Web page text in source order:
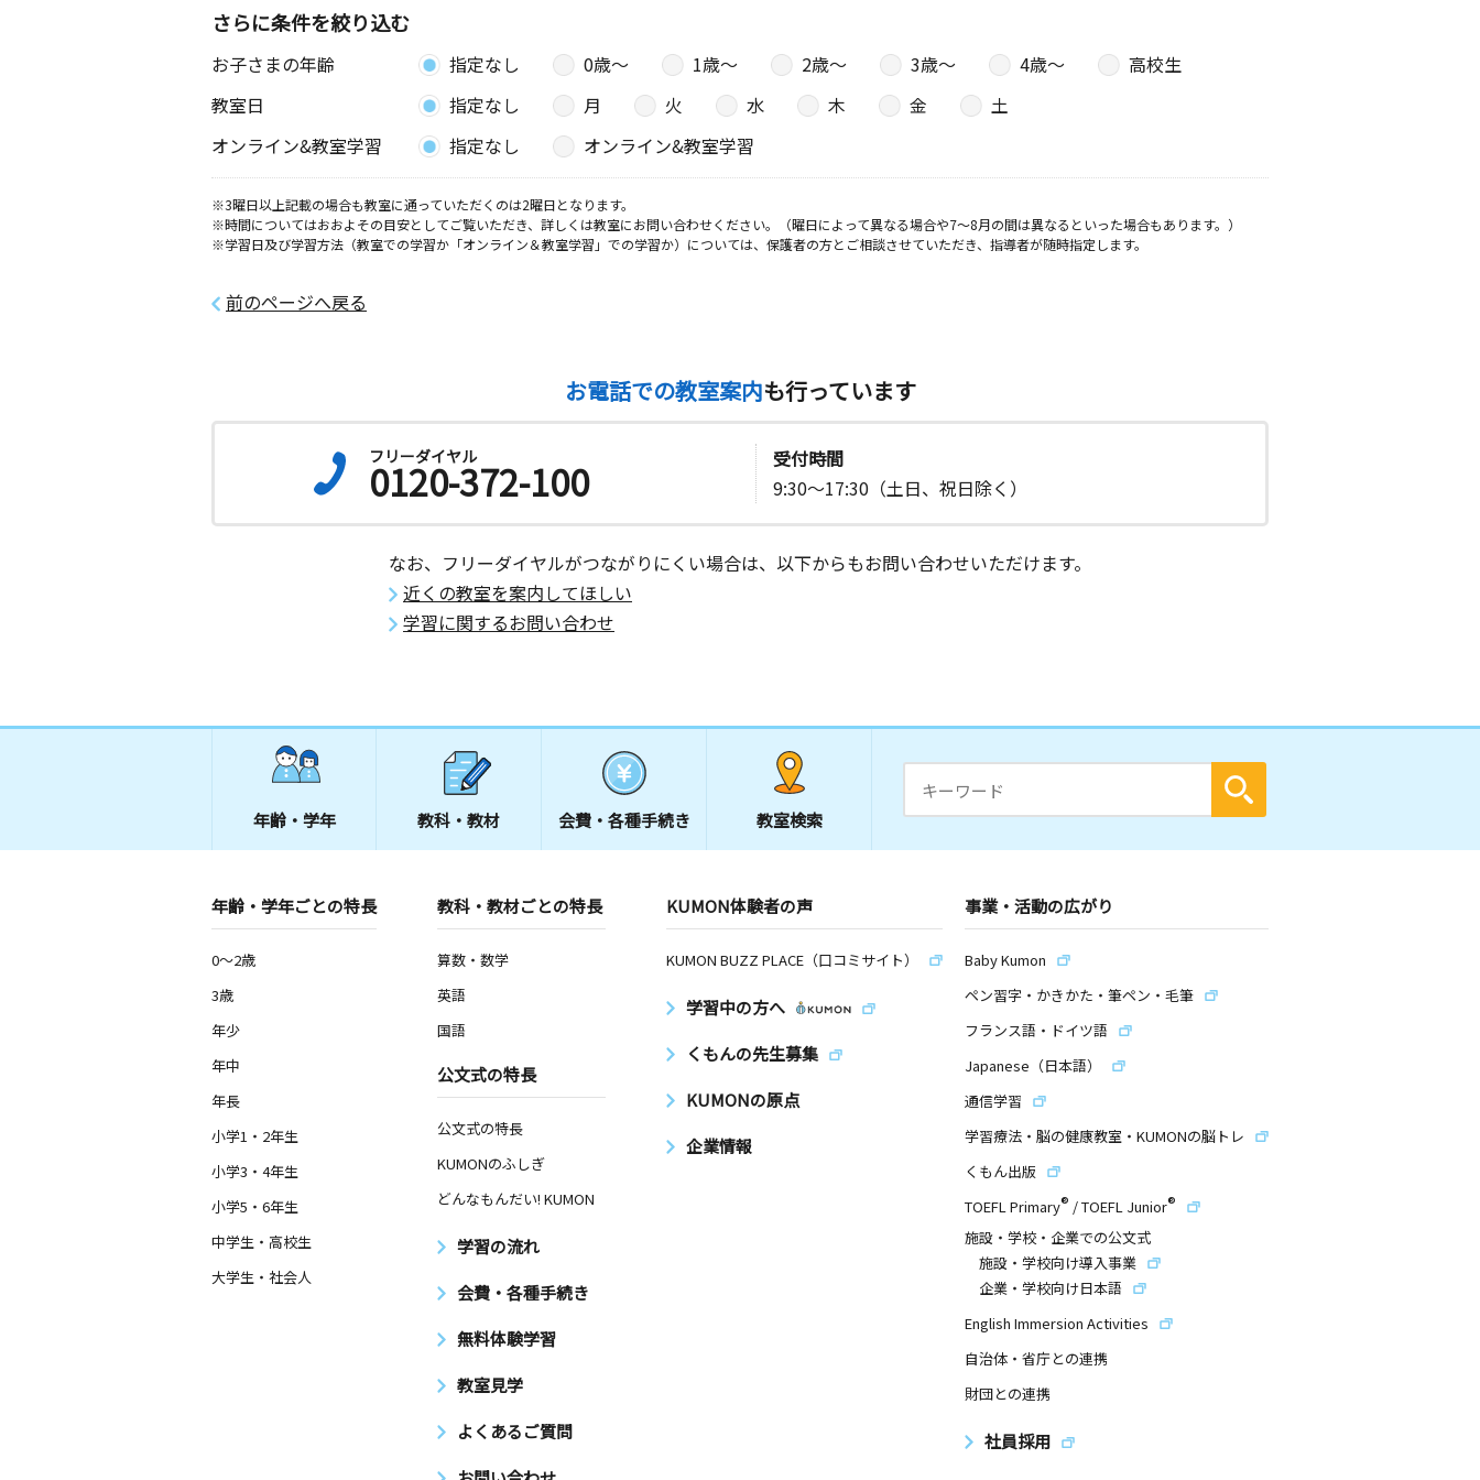
さらに条件を絞り込む
お子さまの年齢 指定なし 0歳〜 1歳〜 2歳〜 3歳〜 4歳〜
高校生
教室日
指定なし 月 火 水 木 金
土
オンライン&教室学習
指定なし オンライン&教室学習
※3曜日以上記載の場合も教室に通っていただくのは2曜日となります。
※時間についてはおおよその目安としてご覧いただき、詳しくは教室にお問い合わせください。（曜日によって異なる場合や7～8月の間は異なるといった場合もあります。）
※学習日及び学習方法（教室での学習か「オンライン＆教室学習」での学習か）については、保護者の方とご相談させていただき、指導者が随時指定します。
前のページへ戻る
お電話での教室案内も行っています
フリーダイヤル
0120-372-100
受付時間
9:30～17:30（土日、祝日除く）
なお、フリーダイヤルがつながりにくい場合は、以下からもお問い合わせいただけます。
近くの教室を案内してほしい
学習に関するお問い合わせ
年齢・学年 教科・教材 会費・ 各種手続き 教室検索
年齢・学年ごとの特長
0～2歳
3歳
年少
年中
年長
小学1・2年生
小学3・4年生
小学5・6年生
中学生・高校生
大学生・社会人
教科・教材ごとの特長
算数・数学
英語
国語
公文式の特長
公文式の特長
KUMONのふしぎ
どんなもんだい! KUMON
学習の流れ
会費・各種手続き
無料体験学習
教室見学
よくあるご質問
KUMON体験者の声
KUMON BUZZ PLACE（口コミサイト）
学習中の方へ
くもんの先生募集
KUMONの原点
企業情報
事業・活動の広がり
Baby Kumon
ペン習字・かきかた・筆ペン・毛筆
フランス語・ドイツ語
Japanese（日本語）
通信学習
学習療法・脳の健康教室・KUMONの脳トレ
くもん出版
TOEFL Primary® /TOEFL Junior®
施設・学校・企業での公文式
施設・学校向け導入事業
企業・学校向け日本語
English Immersion Activities
自治体・省庁との連携
財団との連携
社員採用